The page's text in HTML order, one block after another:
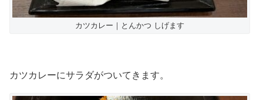
カツカレー｜とんかつ しげます
カツカレーにサラダがついてきます。